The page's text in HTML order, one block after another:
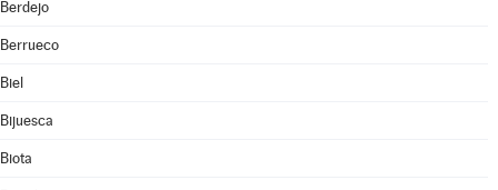
Berdejo
Berrueco
Biel
Bijuesca
Biota